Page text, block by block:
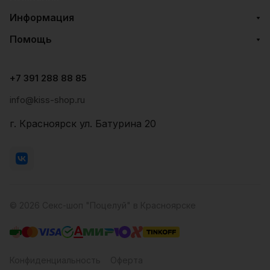
Информация
Помощь
+7 391 288 88 85
info@kiss-shop.ru
г. Красноярск ул. Батурина 20